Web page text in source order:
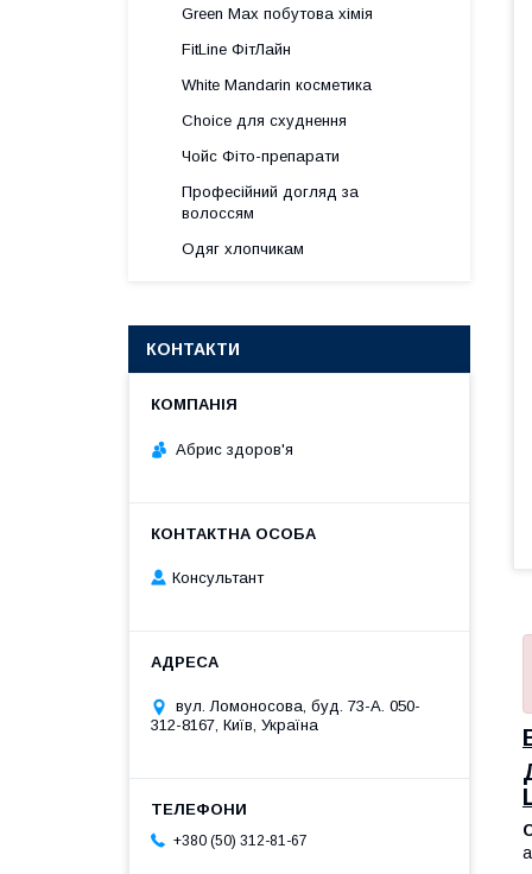
Green Max побутова хімія
FitLine ФітЛайн
White Mandarin косметика
Choice для схуднення
Чойс Фіто-препарати
Професійний догляд за
волоссям
Одяг хлопчикам
КОНТАКТИ
Абрис здоров'я
Консультант
вул. Ломоносова, буд. 73-А. 050-
312-8167, Київ, Україна
+380 (50) 312-81-67